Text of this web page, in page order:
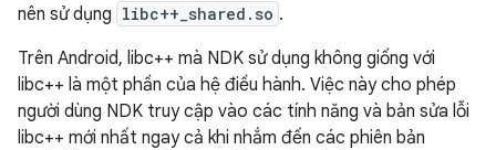
nên sử dụng libc++_shared.so .
Trên Android, libc++ mà NDK sử dụng không giống với
libc++ là một phần của hệ điều hành. Việc này cho phép
người dùng NDK truy cập vào các tính năng và bản sửa lỗi
libc++ mới nhất ngay cả khi nhắm đến các phiên bản